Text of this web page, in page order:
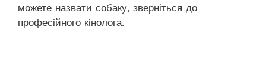
можете назвати собаку, зверніться до
професійного кінолога.